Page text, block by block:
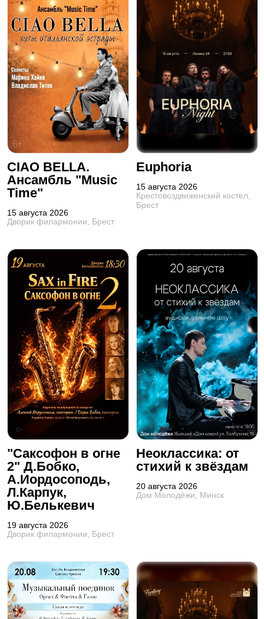
CIAO BELLA.
Ансамбль "Music
Time"
15 августа 2026
Дворик филармонии, Брест
Euphoria
15 августа 2026
Крестовоздвиженский костел,
Брест
"Саксофон в огне
2" Д.Бобко,
А.Иордосоподь,
Л.Карпук,
Ю.Белькевич
19 августа 2026
Дворик филармонии, Брест
Неоклассика: от
стихий к звёздам
20 августа 2026
Дом Молодёжи, Минск